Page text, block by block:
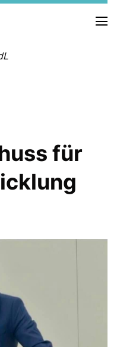
INDUSTRIE
für